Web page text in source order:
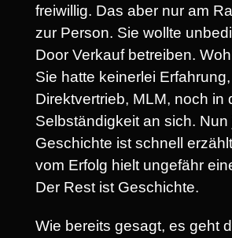
freiwillig. Das aber nur am
zur Person. Sie wollte
Door Verkauf betreiben.
Sie hatte keinerlei
Direktvertrieb, MLM, noch in
Selbständigkeit an sich. Nun
Geschichte ist schnell
vom Erfolg hielt ungefähr
Der Rest ist Geschichte.
Wie bereits gesagt, es geht